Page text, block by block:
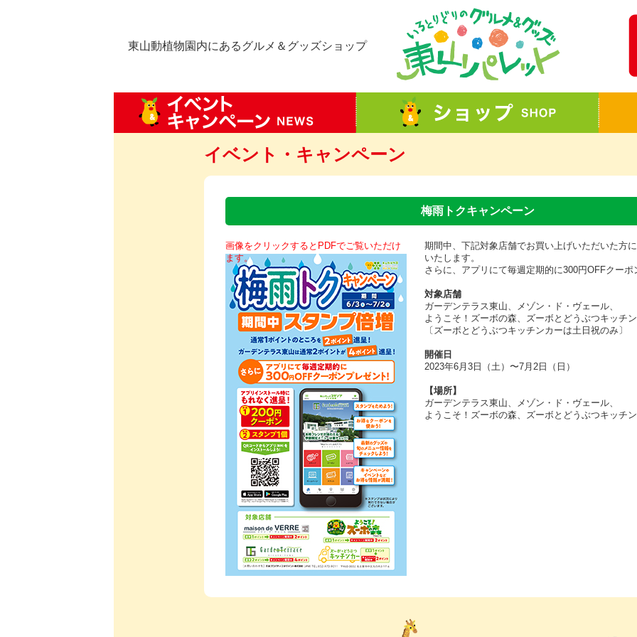
東山動植物園内にあるグルメ＆グッズショップ
イベント・キャンペーン
梅雨トクキャンペーン
期間中、下記対象店舗でお買い上げいただいた方
いたします。
さらに、アプリにて毎週定期的に300円OFFクーポ
対象店舗
ガーデンテラス東山、メゾン・ド・ヴェール、
ようこそ！ズーボの森、ズーボとどうぶつキッチ
〔ズーボとどうぶつキッチンカーは土日祝のみ〕
開催日
2023年6月3日（土）〜7月2日（日）
【場所】
ガーデンテラス東山、メゾン・ド・ヴェール、
ようこそ！ズーボの森、ズーボとどうぶつキッチ